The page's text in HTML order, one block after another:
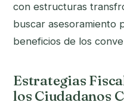
con estructuras
buscar asesoramiento
beneficios de los
Estrategias
los Ciudadanos